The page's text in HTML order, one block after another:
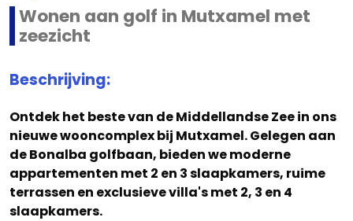
Wonen aan golf in Mutxamel met
zeezicht
Beschrijving:
Ontdek het beste van de Middellandse Zee in ons
nieuwe wooncomplex bij Mutxamel. Gelegen aan
de Bonalba golfbaan, bieden we moderne
appartementen met 2 en 3 slaapkamers, ruime
terrassen en exclusieve villa's met 2, 3 en 4
slaapkamers.